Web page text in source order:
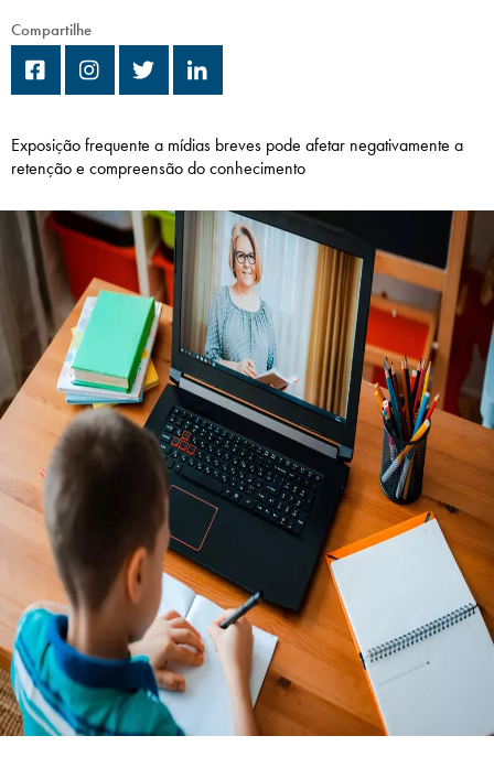
Campi/Unidades
Atendimento (21) 2574 8888
Conclua sua Matrícula
ÁREA DO ALUNO LOGIN
Compartilhe
Exposição frequente a mídias breves pode afetar negativamente a
retenção e compreensão do conhecimento